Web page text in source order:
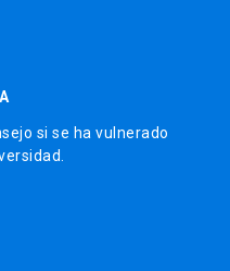
si se ha vulnerado